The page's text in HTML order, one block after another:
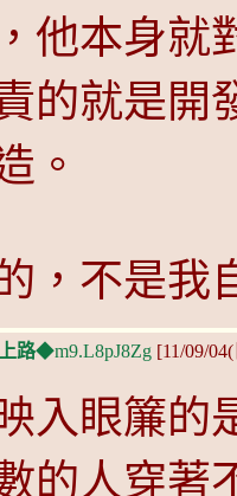
他本身就
的就是開
。
，不是
路◆m9.L8pJ8Zg [11/09/
入眼簾的
的人穿著